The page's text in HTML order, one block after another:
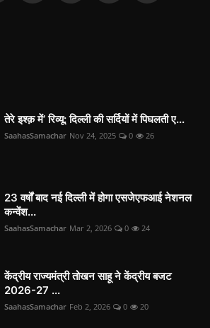
तेरे इश्क़ में’ रिव्यू: दिल्ली की सर्दियों में पिघलती ए...
SaahasSamachar Nov 24, 2025 0 26
23 वर्षों बाद नई दिल्ली में होगा एसजेएफआई नेशनल
कन्वेंश...
SaahasSamachar Mar 2, 2026 0 24
केंद्रीय राज्यमंत्री तोखन साहू ने केंद्रीय बजट
2026-27 ...
SaahasSamachar Feb 2, 2026 0 20